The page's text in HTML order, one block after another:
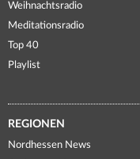
Weihnachtsradio
Meditationsradio
Top 40
Playlist
REGIONEN
Nordhessen News